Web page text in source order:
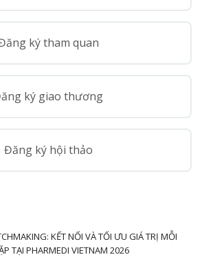
ký tham quan
ký giao thương
Đăng ký hội thảo
KẾT NỐI VÀ TỐI ƯU GIÁ TRỊ MỖI
TẠI PHARMEDI VIETNAM 2026